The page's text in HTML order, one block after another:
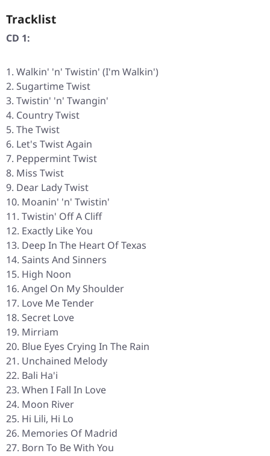
Tracklist
CD 1:
Walkin' 'n' Twistin' (I'm Walkin')
Sugartime Twist
Twistin' 'n' Twangin'
Country Twist
The Twist
Let's Twist Again
Peppermint Twist
Miss Twist
Dear Lady Twist
Moanin' 'n' Twistin'
Twistin' Off A Cliff
Exactly Like You
Deep In The Heart Of Texas
Saints And Sinners
High Noon
Angel On My Shoulder
Love Me Tender
Secret Love
Mirriam
Blue Eyes Crying In The Rain
Unchained Melody
Bali Ha'i
When I Fall In Love
Moon River
Hi Lili, Hi Lo
Memories Of Madrid
Born To Be With You